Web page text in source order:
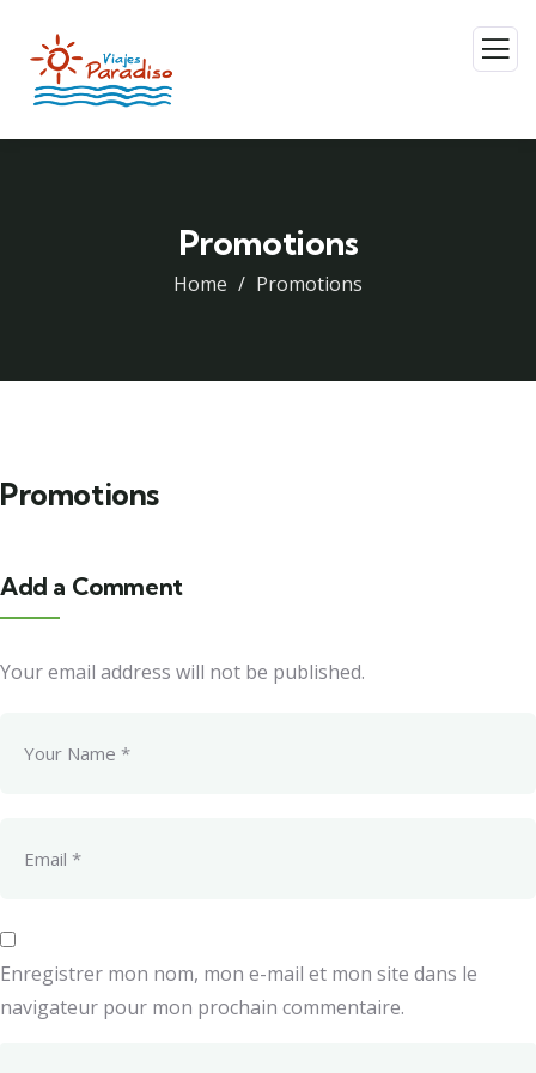
Promotions
Home Promotions
Promotions
Add a Comment
Your email address will not be published.
Enregistrer mon nom, mon e-mail et mon site dans le
navigateur pour mon prochain commentaire.